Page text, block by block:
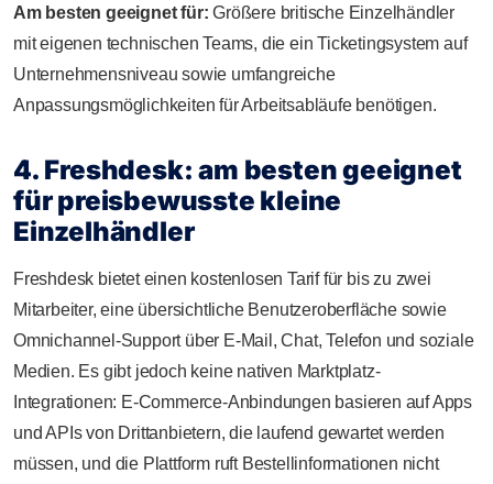
Am besten geeignet für:Größere britische Einzelhändler
mit eigenen technischen Teams, die ein Ticketingsystem auf
Unternehmensniveau sowie umfangreiche
Anpassungsmöglichkeiten für Arbeitsabläufe benötigen.
4. Freshdesk: am besten geeignet
für preisbewusste kleine
Einzelhändler
Freshdesk bietet einen kostenlosen Tarif für bis zu zwei
Mitarbeiter, eine übersichtliche Benutzeroberfläche sowie
Omnichannel-Support über E-Mail, Chat, Telefon und soziale
Medien. Es gibt jedoch keine nativen Marktplatz-
Integrationen: E-Commerce-Anbindungen basieren auf Apps
und APIs von Drittanbietern, die laufend gewartet werden
müssen, und die Plattform ruft Bestellinformationen nicht